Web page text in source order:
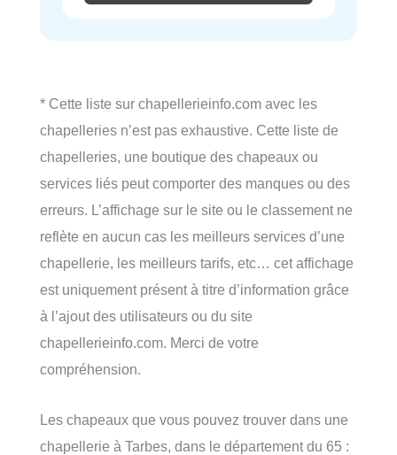
* Cette liste sur chapellerieinfo.com avec les
chapelleries n’est pas exhaustive. Cette liste de
chapelleries, une boutique des chapeaux ou
services liés peut comporter des manques ou des
erreurs. L’affichage sur le site ou le classement ne
reflète en aucun cas les meilleurs services d’une
chapellerie, les meilleurs tarifs, etc… cet affichage
est uniquement présent à titre d’information grâce
à l’ajout des utilisateurs ou du site
chapellerieinfo.com. Merci de votre
compréhension.
Les chapeaux que vous pouvez trouver dans une
chapellerie à Tarbes, dans le département du 65 :